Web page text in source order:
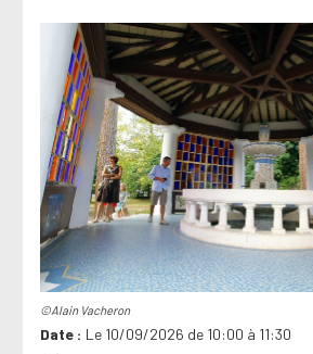
©Alain Vacheron
Date
Le 10/09/2026 de 10:00 à 11:30